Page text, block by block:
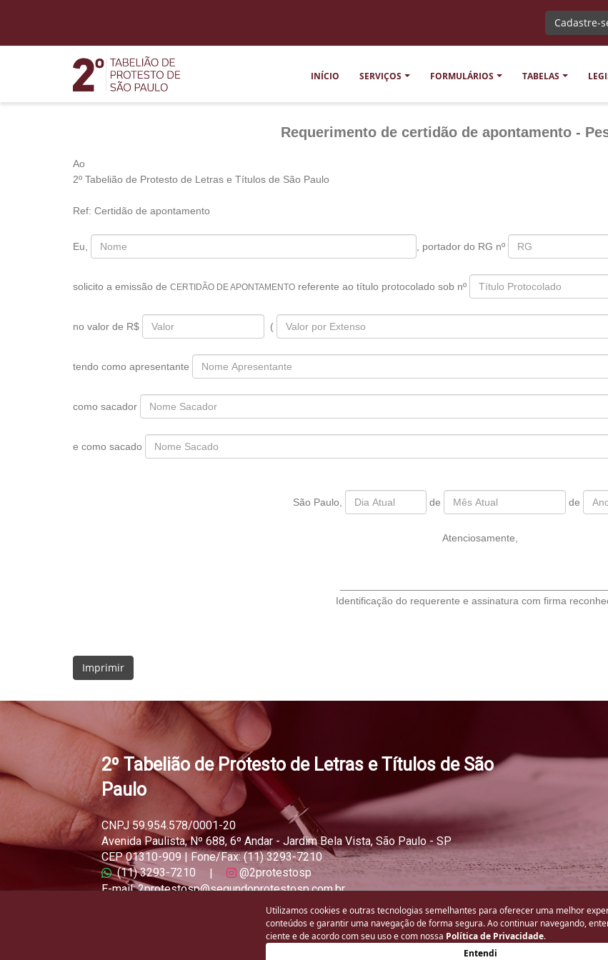
Cadastre-
INÍCIO SERVIÇOS FORMULÁRIOS TABELAS
Requerimento de certidão de apontamento -
Ao
2º Tabelião de Protesto de Letras e Títulos de São Paulo
Ref: Certidão de apontamento
Eu, , portador do RG nº
solicito a emissão de CERTIDÃO DE APONTAMENTO referente ao título protocolado sob nº
no valor de R$ (
tendo como apresentante
como sacador
e como sacado
São Paulo, de de
Atenciosamente,
Identificação do requerente e assinatura com firma
2º Tabelião de Protesto de Letras e Títulos de São
Paulo
CNPJ 59.954.578/0001-20
Avenida Paulista, Nº 688, 6º Andar - Jardim Bela Vista, São Paulo - SP
CEP 01310-909 | Fone/Fax: (11) 3293-7210
(11) 3293-7210
@2protestosp
E-mail: 2protestosp@segundoprotestosp.com.br
Atendimento ao público de segunda a sexta-feira das 10h00 às 17h00.
Copyright © 2023 - 2026 - Todos os direitos reservados
Utilizamos cookies e outras tecnologias semelhantes para oferecer uma melhor
conteúdos e garantir uma navegação de forma segura. Ao continuar navegando,
ciente e de acordo com seu uso e com nossa Política de Privacidade.
Entendi